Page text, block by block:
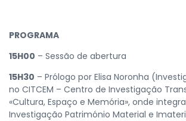
PROGRAMA
15H00 – Sessão de abertura
15H30 – Prólogo por Elisa Noronha
no CITCEM – Centro de Investigação
«Cultura, Espaço e Memória», onde
Investigação Património Material e